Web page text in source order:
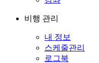
비행 관리
내 정보
스케줄관리
로그북